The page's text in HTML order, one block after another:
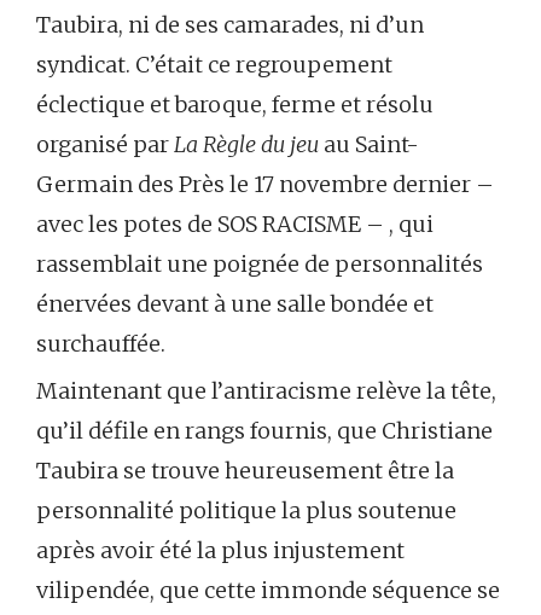
Taubira, ni de ses camarades, ni d’un
syndicat. C’était ce regroupement
éclectique et baroque, ferme et résolu
organisé parLa Règle du jeu au Saint-
Germain des Près le 17 novembre dernier –
avec les potes de SOS RACISME – , qui
rassemblait une poignée de personnalités
énervées devant à une salle bondée et
surchauffée.
Maintenant que l’antiracisme relève la tête,
qu’il défile en rangs fournis, que Christiane
Taubira se trouve heureusement être la
personnalité politique la plus soutenue
après avoir été la plus injustement
vilipendée, que cette immonde séquence se